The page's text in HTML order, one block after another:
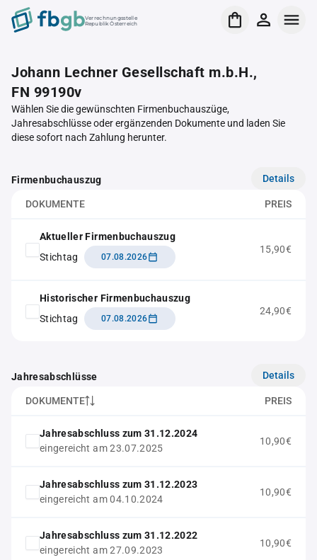
Verrechnungsstelle
Republik Österreich
Johann Lechner Gesellschaft m.b.H.,
FN 99190v
Wählen Sie die gewünschten Firmenbuchauszüge,
Jahresabschlüsse oder ergänzenden Dokumente und laden Sie
diese sofort nach Zahlung herunter.
Firmenbuchauszug Details
DOKUMENTE PREIS
Aktueller Firmenbuchauszug
Stichtag
07.08.2026
15,90€
Historischer Firmenbuchauszug
Stichtag
07.08.2026
24,90€
Jahresabschlüsse Details
DOKUMENTE PREIS
Jahresabschluss zum 31.12.2024
eingereicht am 23.07.2025
10,90€
Jahresabschluss zum 31.12.2023
eingereicht am 04.10.2024
10,90€
Jahresabschluss zum 31.12.2022
eingereicht am 27.09.2023
10,90€